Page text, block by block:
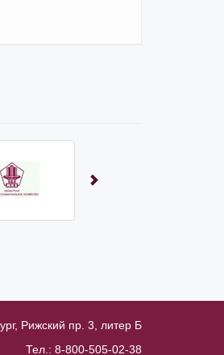
Рижский пр. 3, литер Б
Тел.: 8-800-505-02-38